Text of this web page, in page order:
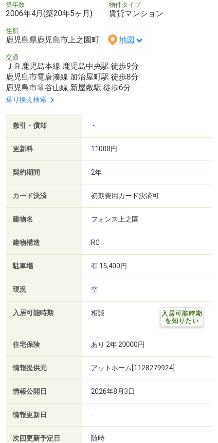
築年数
2006年4月(築20年5ヶ月)
物件タイプ
賃貸マンション
住所
鹿児島県鹿児島市上之園町 地図
交通
ＪＲ鹿児島本線 鹿児島中央駅 徒歩9分
鹿児島市電唐湊線 加治屋町駅 徒歩8分
鹿児島市電谷山線 新屋敷駅 徒歩6分
乗り換え検索
敷引・償却 -
更新料 11000円
契約期間 2年
カード決済 初期費用カード決済可
建物名 フォンス上之園
建物構造 RC
駐車場 有 15,400円
現況 空
入居可能時期 相談
入居可能時期
を知りたい
住宅保険 あり 2年 20000円
情報提供元 アットホーム[1128279924]
情報公開日 2026年8月3日
情報更新日 -
次回更新予定日 随時